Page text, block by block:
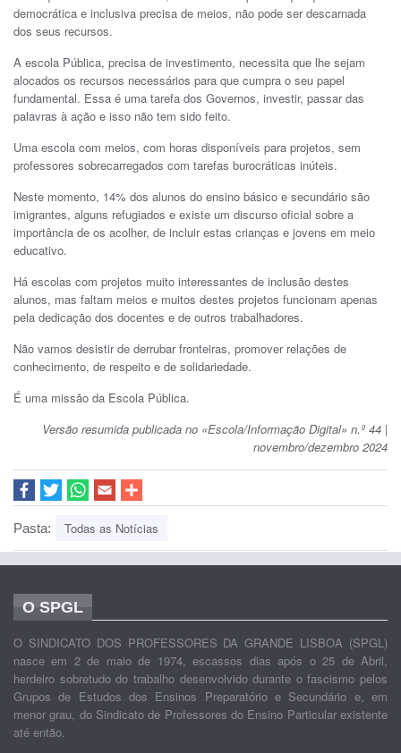
democrática e inclusiva precisa de meios, não pode ser descarnada
dos seus recursos.
A escola Pública, precisa de investimento, necessita que lhe sejam
alocados os recursos necessários para que cumpra o seu papel
fundamental. Essa é uma tarefa dos Governos, investir, passar das
palavras à ação e isso não tem sido feito.
Uma escola com meios, com horas disponíveis para projetos, sem
professores sobrecarregados com tarefas burocráticas inúteis.
Neste momento, 14% dos alunos do ensino básico e secundário são
imigrantes, alguns refugiados e existe um discurso oficial sobre a
importância de os acolher, de incluir estas crianças e jovens em meio
educativo.
Há escolas com projetos muito interessantes de inclusão destes
alunos, mas faltam meios e muitos destes projetos funcionam apenas
pela dedicação dos docentes e de outros trabalhadores.
Não vamos desistir de derrubar fronteiras, promover relações de
conhecimento, de respeito e de solidariedade.
É uma missão da Escola Pública.
Versão resumida publicada no «Escola/Informação Digital» n.º 44 |
novembro/dezembro 2024
Pasta: Todas as Notícias
O SPGL
O SINDICATO DOS PROFESSORES DA GRANDE LISBOA (SPGL)
nasce em 2 de maio de 1974, escassos dias após o 25 de Abril,
herdeiro sobretudo do trabalho desenvolvido durante o fascismo pelos
Grupos de Estudos dos Ensinos Preparatório e Secundário e, em
menor grau, do Sindicato de Professores do Ensino Particular existente
até então.